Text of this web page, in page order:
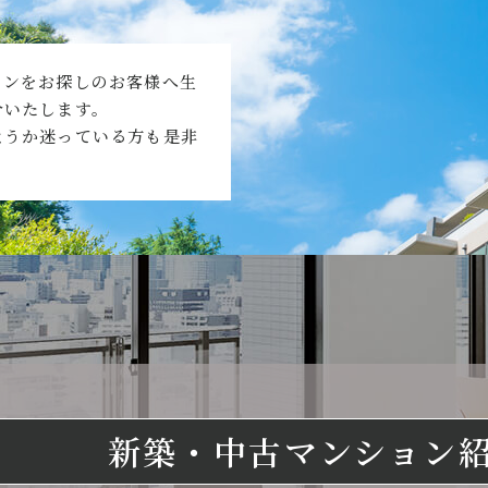
をお探しのお客様へ生
たします。
か迷っている方も是非
新築・中古マンション